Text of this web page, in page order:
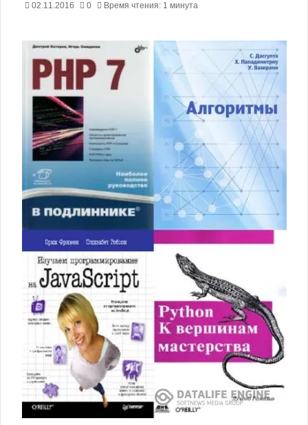
02.11.2016 0 Время чтения: 1 минута